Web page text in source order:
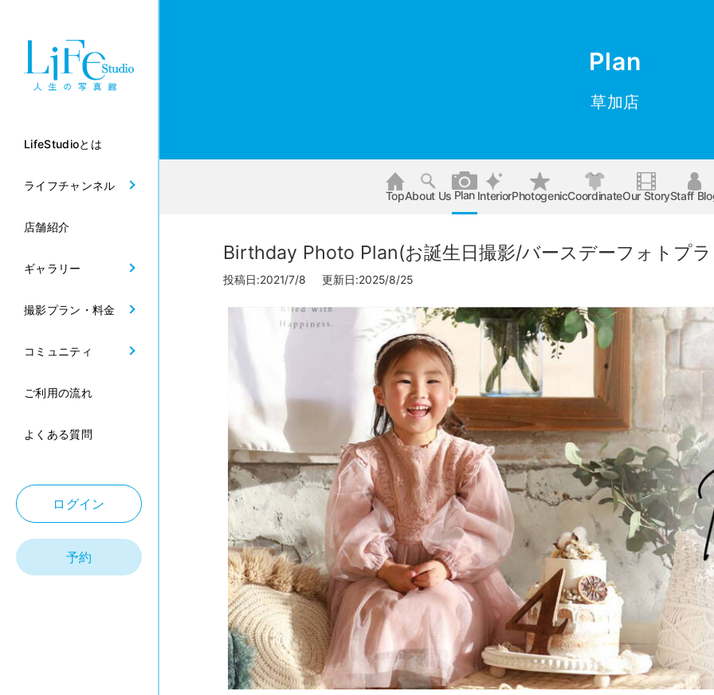
LifeStudioとは
ライフチャンネル
店舗紹介
ギャラリー
撮影プラン・料金
コミュニティ
ご利用の流れ
よくある質問
ログイン
予約
Plan
草加店
TopAbout Us Plan InteriorPhotogenicCoordinateOur StoryStaff
Birthday Photo Plan(お誕生日撮影/バースデーフォトプ
投稿日:2021/7/8 更新日:2025/8/25